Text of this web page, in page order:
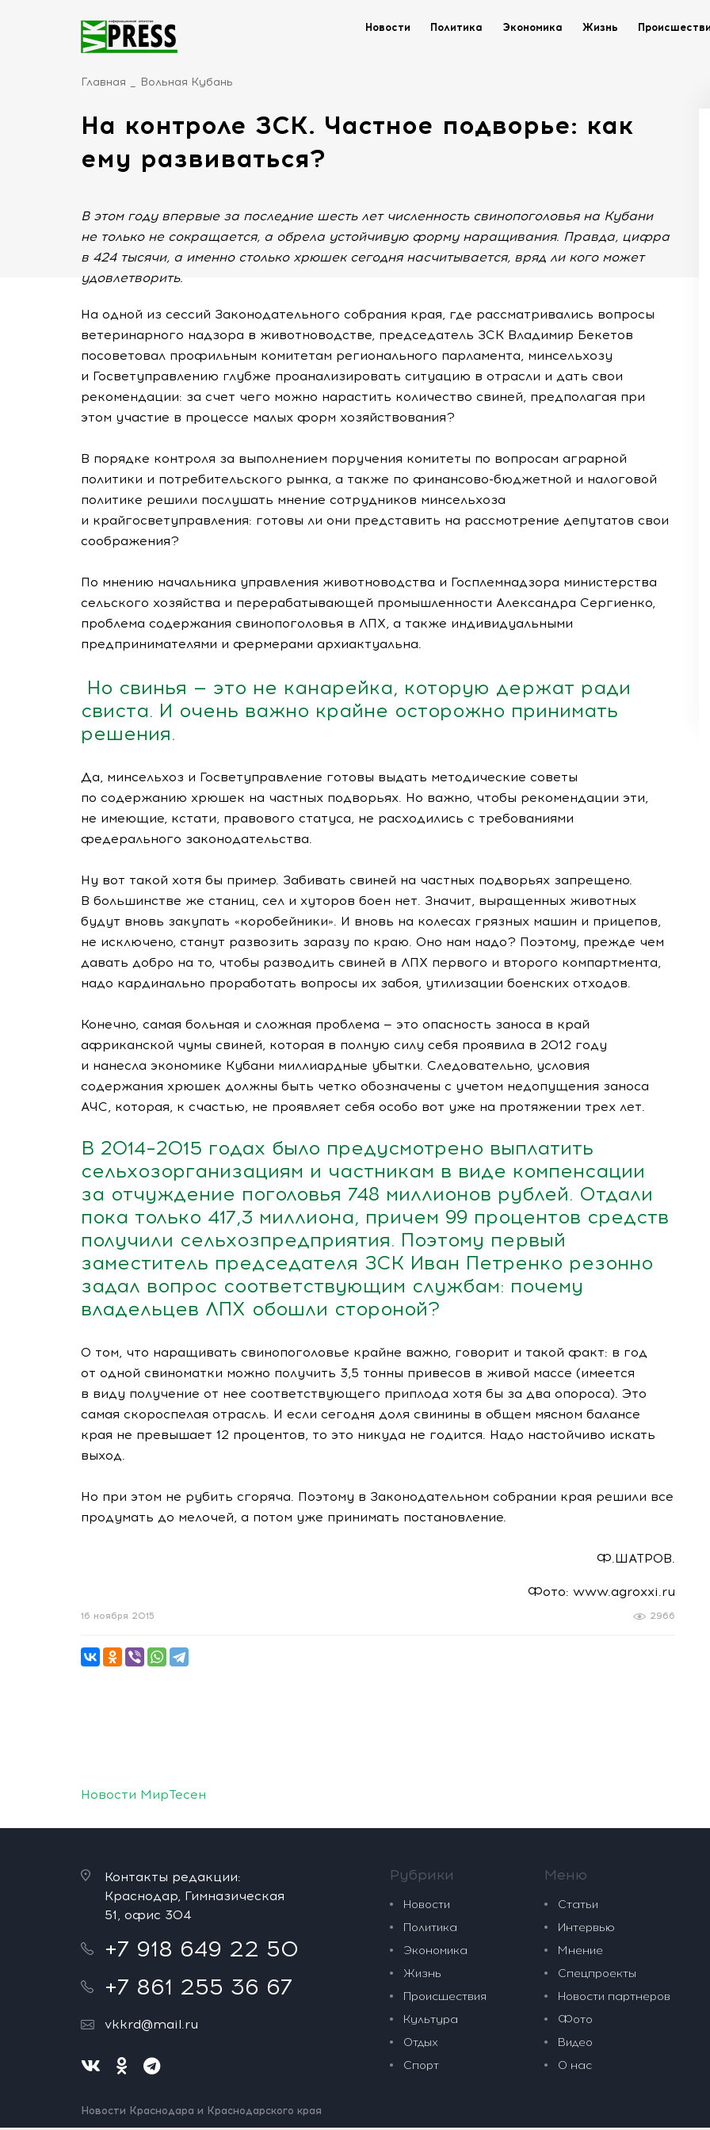
Новости Политика Экономика Жизнь
Главная Вольная Кубань
На контроле ЗСК. Частное подворье: как
ему развиваться?
В этом году впервые за последние шесть лет численность свинопоголовья на Кубани
не только не сокращается, а обрела устойчивую форму наращивания. Правда, цифра
в 424 тысячи, а именно столько хрюшек сегодня насчитывается, вряд ли кого может
удовлетворить.
На одной из сессий Законодательного собрания края, где рассматривались вопросы
ветеринарного надзора в животноводстве, председатель ЗСК Владимир Бекетов
посоветовал профильным комитетам регионального парламента, минсельхозу
и Госветуправлению глубже проанализировать ситуацию в отрасли и дать свои
рекомендации: за счет чего можно нарастить количество свиней, предполагая при
этом участие в процессе малых форм хозяйствования?
В порядке контроля за выполнением поручения комитеты по вопросам аграрной
политики и потребительского рынка, а также по финансово-бюджетной и налоговой
политике решили послушать мнение сотрудников минсельхоза
и крайгосветуправления: готовы ли они представить на рассмотрение депутатов свои
соображения?
По мнению начальника управления животноводства и Госплемнадзора министерства
сельского хозяйства и перерабатывающей промышленности Александра Сергиенко,
проблема содержания свинопоголовья в ЛПХ, а также индивидуальными
предпринимателями и фермерами архиактуальна.
Но свинья — это не канарейка, которую держат ради
свиста. И очень важно крайне осторожно принимать
решения.
Да, минсельхоз и Госветуправление готовы выдать методические советы
по содержанию хрюшек на частных подворьях. Но важно, чтобы рекомендации эти,
не имеющие, кстати, правового статуса, не расходились с требованиями
федерального законодательства.
Ну вот такой хотя бы пример. Забивать свиней на частных подворьях запрещено.
В большинстве же станиц, сел и хуторов боен нет. Значит, выращенных животных
будут вновь закупать «коробейники». И вновь на колесах грязных машин и прицепов,
не исключено, станут развозить заразу по краю. Оно нам надо? Поэтому, прежде чем
давать добро на то, чтобы разводить свиней в ЛПХ первого и второго компартмента,
надо кардинально проработать вопросы их забоя, утилизации боенских отходов.
Конечно, самая больная и сложная проблема — это опасность заноса в край
африканской чумы свиней, которая в полную силу себя проявила в 2012 году
и нанесла экономике Кубани миллиардные убытки. Следовательно, условия
содержания хрюшек должны быть четко обозначены с учетом недопущения заноса
АЧС, которая, к счастью, не проявляет себя особо вот уже на протяжении трех лет.
В 2014–2015 годах было предусмотрено выплатить
сельхозорганизациям и частникам в виде компенсации
за отчуждение поголовья 748 миллионов рублей. Отдали
пока только 417,3 миллиона, причем 99 процентов средств
получили сельхозпредприятия. Поэтому первый
заместитель председателя ЗСК Иван Петренко резонно
задал вопрос соответствующим службам: почему
владельцев ЛПХ обошли стороной?
О том, что наращивать свинопоголовье крайне важно, говорит и такой факт: в год
от одной свиноматки можно получить 3,5 тонны привесов в живой массе (имеется
в виду получение от нее соответствующего приплода хотя бы за два опороса). Это
самая скороспелая отрасль. И если сегодня доля свинины в общем мясном балансе
края не превышает 12 процентов, то это никуда не годится. Надо настойчиво искать
выход.
Но при этом не рубить сгоряча. Поэтому в Законодательном собрании края решили все
продумать до мелочей, а потом уже принимать постановление.
Ф.ШАТРОВ.
Фото: www.agroxxi.ru
2966
16 ноября 2015
Новости МирТесен
Контакты редакции:
Краснодар, Гимназическая
51, офис 304
+7 918 649 22 50
+7 861 255 36 67
vkkrd@mail.ru
Новости Краснодара и Краснодарского края
Рубрики
Новости
Политика
Экономика
Жизнь
Происшествия
Культура
Отдых
Спорт
Меню
Статьи
Интервью
Мнение
Спецпроекты
Новости партнеров
Фото
Видео
О нас